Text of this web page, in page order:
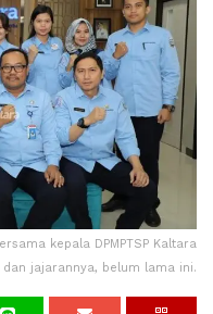
kepala DPMPTSP Kaltara
dan jajarannya, belum lama ini.